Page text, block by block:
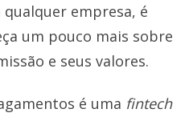
empresa, é
um pouco mais sobre
e seus valores.
é uma fintech